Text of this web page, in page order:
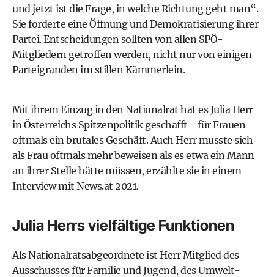
und jetzt ist die Frage, in welche Richtung geht man“.
Sie forderte eine Öffnung und Demokratisierung ihrer
Partei. Entscheidungen sollten von allen SPÖ-
Mitgliedern getroffen werden, nicht nur von einigen
Parteigranden im stillen Kämmerlein.
Mit ihrem Einzug in den Nationalrat hat es Julia Herr
in Österreichs Spitzenpolitik geschafft - für Frauen
oftmals ein brutales Geschäft. Auch Herr musste sich
als Frau oftmals mehr beweisen als es etwa ein Mann
an ihrer Stelle hätte müssen, erzählte sie in einem
Interview mit News.at 2021.
Julia Herrs vielfältige Funktionen
Als Nationalratsabgeordnete ist Herr Mitglied des
Ausschusses für Familie und Jugend, des Umwelt-